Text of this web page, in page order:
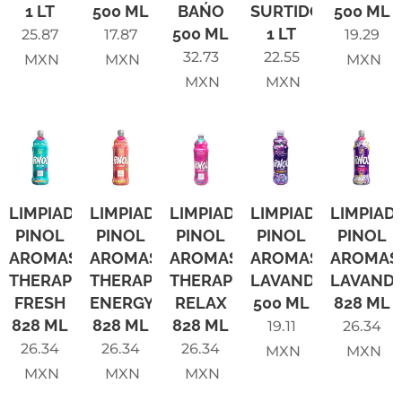
1 LT
25.87
MXN
500 ML
17.87
MXN
BAŃO
500 ML
32.73
MXN
SURTIDO
1 LT
22.55
MXN
500 ML
19.29
MXN
LIMPIADOR
PINOL
AROMAS
THERAPY
FRESH
828 ML
26.34
MXN
LIMPIADOR
PINOL
AROMAS
THERAPY
ENERGY
828 ML
26.34
MXN
LIMPIADOR
PINOL
AROMAS
THERAPY
RELAX
828 ML
26.34
MXN
LIMPIADOR
PINOL
AROMAS
LAVANDA
500 ML
19.11
MXN
PINOL
AROMAS
828 ML
26.34
MXN